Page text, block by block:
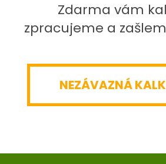
Zdarma vám
zpracujeme a
NEZÁVAZNÁ